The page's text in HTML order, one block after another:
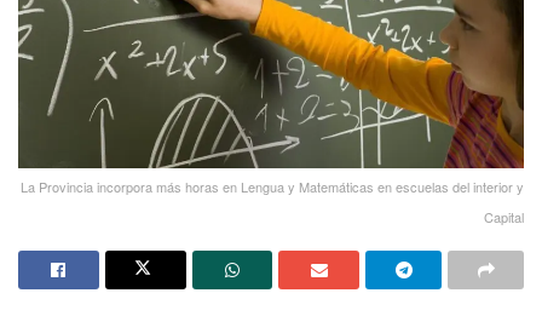
La Provincia incorpora más horas en Lengua y Matemáticas en escuelas del interior y
Capital